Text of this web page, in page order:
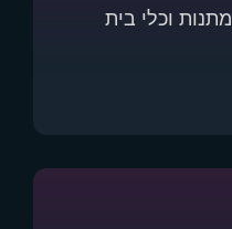
מתנות וכלי בית